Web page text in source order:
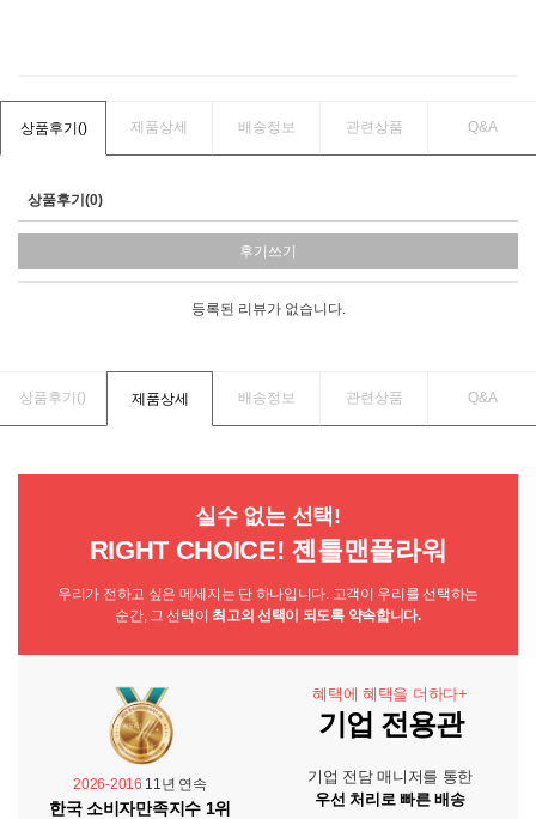
상품후기() 제품상세 배송정보 관련상품 Q&A
상품후기(0)
후기쓰기
등록된 리뷰가 없습니다.
상품후기() 제품상세 배송정보 관련상품 Q&A
실수 없는 선택!
RIGHT CHOICE! 젠틀맨플라워
우리가 전하고 싶은 메세지는 단 하나입니다. 고객이 우리를 선택하는
순간, 그 선택이 최고의 선택이 되도록 약속합니다.
2026-2016 11년 연속
한국 소비자만족지수 1위
혜택에 혜택을 더하다+
기업 전용관
기업 전담 매니저를 통한
우선 처리로 빠른 배송